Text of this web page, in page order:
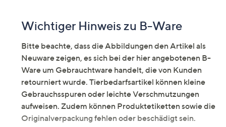
Wichtiger Hinweis zu B-Ware
Bitte beachte, dass die Abbildungen den Artikel als
Neuware zeigen, es sich bei der hier angebotenen B-
Ware um Gebrauchtware handelt, die von Kunden
retourniert wurde. Tierbedarfsartikel können kleine
Gebrauchsspuren oder leichte Verschmutzungen
aufweisen. Zudem können Produktetiketten sowie die
Originalverpackung fehlen oder beschädigt sein.